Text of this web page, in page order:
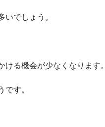
いでしょう。
る機会が少なくなります。
す。